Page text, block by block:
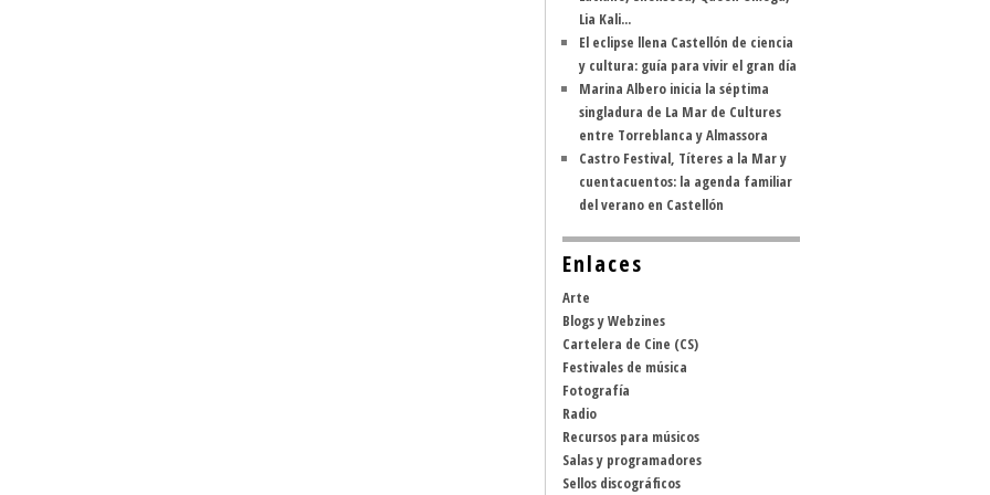
Lia Kali...
El eclipse llena Castellón de ciencia
y cultura: guía para vivir el gran día
Marina Albero inicia la séptima
singladura de La Mar de Cultures
entre Torreblanca y Almassora
Castro Festival, Títeres a la Mar y
cuentacuentos: la agenda familiar
del verano en Castellón
Enlaces
Arte
Blogs y Webzines
Cartelera de Cine (CS)
Festivales de música
Fotografía
Radio
Recursos para músicos
Salas y programadores
Sellos discográficos